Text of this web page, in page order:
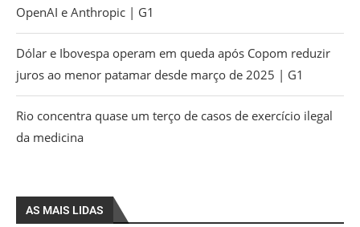
OpenAI e Anthropic | G1
Dólar e Ibovespa operam em queda após Copom reduzir
juros ao menor patamar desde março de 2025 | G1
Rio concentra quase um terço de casos de exercício ilegal
da medicina
AS MAIS LIDAS